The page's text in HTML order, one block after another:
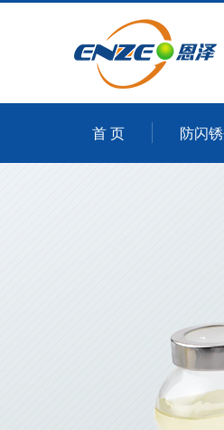
首 页 防闪